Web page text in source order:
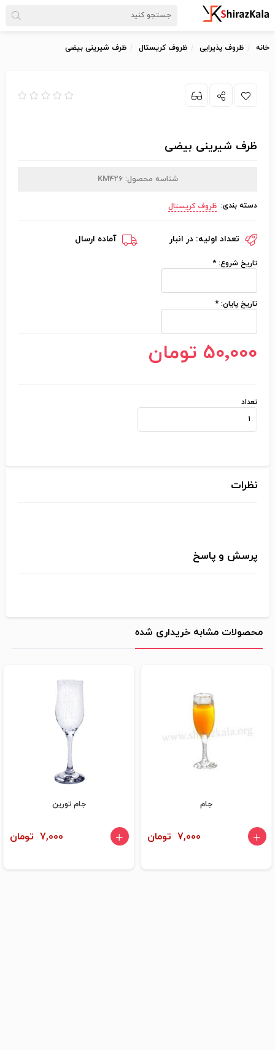
خانه ظروف پذیرایی ظروف کریستال ظرف شیرینی بیضی
ظرف شیرینی بیضی
شناسه محصول: KM426
دسته بندی: ظروف کریستال
تعداد اولیه: در انبار آماده ارسال
تاریخ شروع: *
تاریخ پایان: *
50٬000 تومان
تعداد
نظرات
پرسش و پاسخ
محصولات مشابه خریداری شده
جام
7,000 تومان
جام تورین
7,000 تومان